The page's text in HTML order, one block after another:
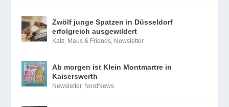
Zwölf junge Spatzen in Düsseldorf
erfolgreich ausgewildert
Katz, Maus & Friends Newsletter
Ab morgen ist Klein Montmartre in
Kaiserswerth
Newsletter, NordNews